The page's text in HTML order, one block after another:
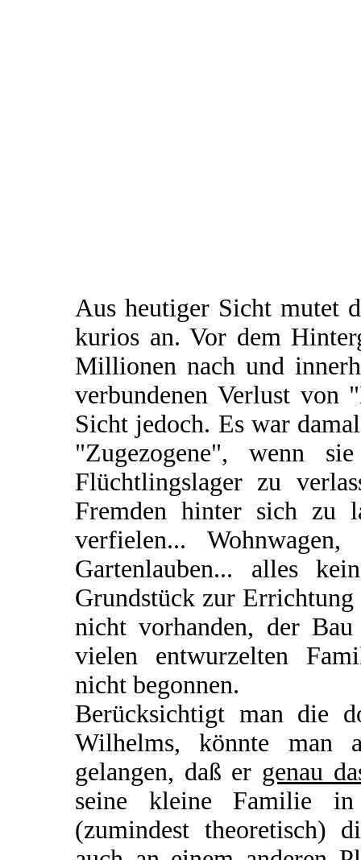
Aus heutiger Sicht mutet
kurios an. Vor dem
Millionen nach und
verbundenen Verlust
Sicht jedoch. Es war
"Zugezogene", wenn
Flüchtlingslager zu
Fremden hinter sich zu
verfielen... Wohnwagen,
Gartenlauben... alles
Grundstück zur Errichtung
nicht vorhanden, der
vielen entwurzelten
nicht begonnen.
Berücksichtigt man die
Wilhelms, könnte man
gelangen, daß er genau
seine kleine Familie
(zumindest theoretisch)